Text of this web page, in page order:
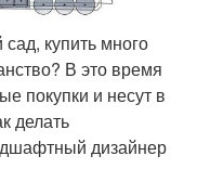
купить много
В это время
покупки и несут в
делать
дизайнер